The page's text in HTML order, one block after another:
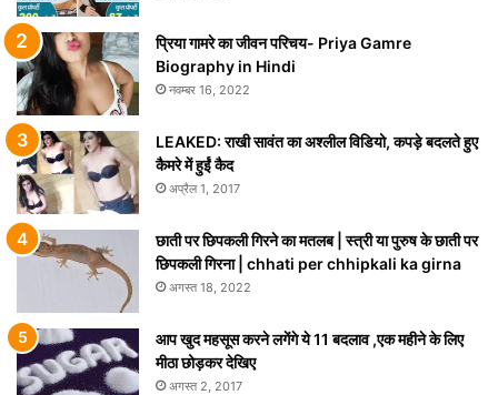
प्रिया गामरे का जीवन परिचय- Priya Gamre
Biography in Hindi
नवम्बर 16, 2022
LEAKED: राखी सावंत का अश्लील विडियो, कपड़े बदलते हुए
कैमरे में हुईं कैद
अप्रैल 1, 2017
छाती पर छिपकली गिरने का मतलब | स्त्री या पुरुष के छाती पर
छिपकली गिरना | chhati per chhipkali ka girna
अगस्त 18, 2022
आप खुद महसूस करने लगेंगे ये 11 बदलाव ,एक महीने के लिए
मीठा छोड़कर देखिए
अगस्त 2, 2017